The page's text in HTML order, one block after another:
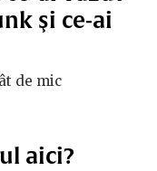
şi ce-ai
de mic
aici?